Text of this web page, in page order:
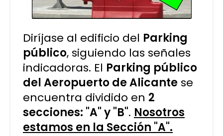
Diríjase al edificio del Parking
público, siguiendo las señales
indicadoras. El Parking público
del Aeropuerto de Alicante se
encuentra dividido en 2
secciones: "A" y "B". Nosotros
estamos en la Sección "A".